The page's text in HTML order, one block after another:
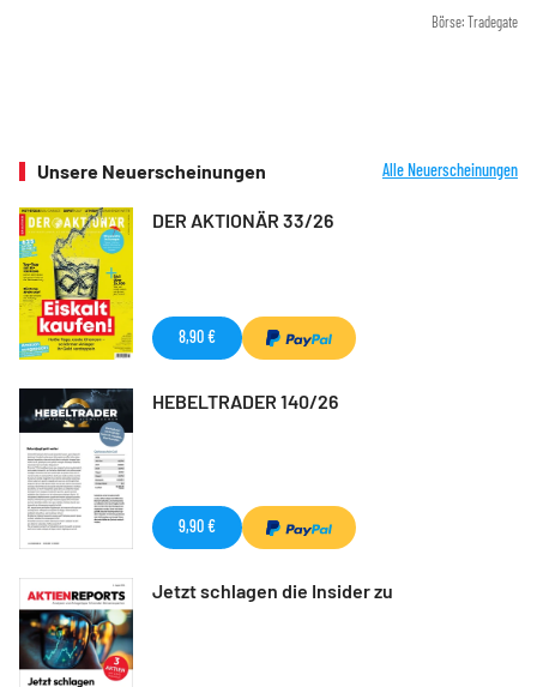
Börse: Tradegate
Unsere Neuerscheinungen Alle Neuerscheinungen
DER AKTIONÄR 33/26
8,90 €
HEBELTRADER 140/26
9,90 €
Jetzt schlagen die Insider zu